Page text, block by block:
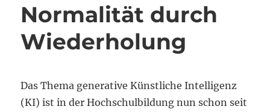
Normalität durch
Wiederholung
Das Thema generative Künstliche Intelligenz
(KI) ist in der Hochschulbildung nun schon seit